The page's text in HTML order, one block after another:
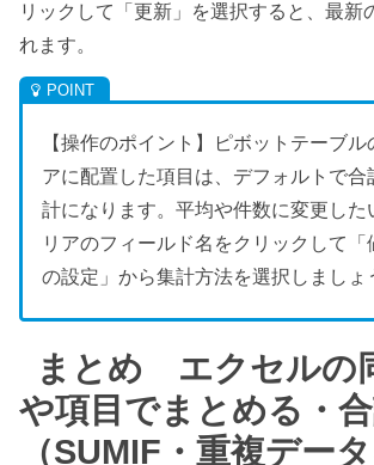
リックして「更新」を選択すると、最新
れます。
【操作のポイント】ピボットテーブル
アに配置した項目は、デフォルトで合
計になります。平均や件数に変更した
リアのフィールド名をクリックして「
の設定」から集計方法を選択しましょ
まとめ エクセルの
や項目でまとめる・
（SUMIF・重複デー